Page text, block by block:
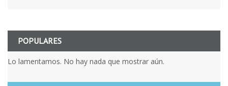
POPULARES
Lo lamentamos. No hay nada que mostrar aún.